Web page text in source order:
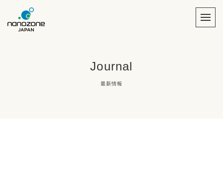
Journal
最新情報